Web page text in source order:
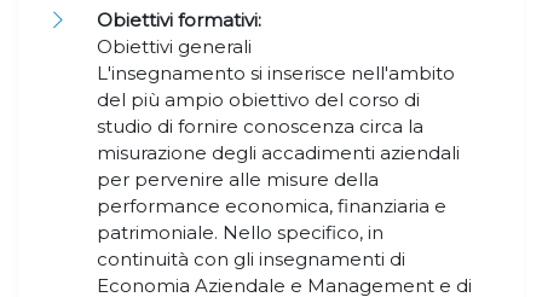
Obiettivi formativi:
Obiettivi generali
L'insegnamento si inserisce nell'ambito
del più ampio obiettivo del corso di
studio di fornire conoscenza circa la
misurazione degli accadimenti aziendali
per pervenire alle misure della
performance economica, finanziaria e
patrimoniale. Nello specifico, in
continuità con gli insegnamenti di
Economia Aziendale e Management e di